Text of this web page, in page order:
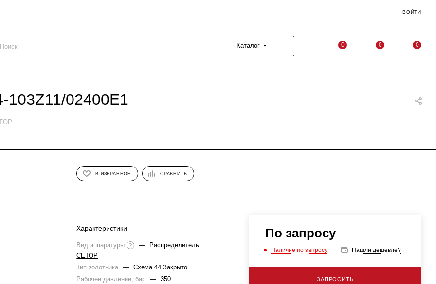
ВОЙТИ
Каталог 0 0 0
103Z11/02400E1
В ИЗБРАННОЕ СРАВНИТЬ
Характеристики
Вид аппаратуры ? —
Распределитель
СЕТОР
Тип золотника
—
Схема 44 Закрыто
Рабочее давление, бар
—
350
По запросу
Наличие по запросу Нашли дешевле?
ЗАПРОСИТЬ